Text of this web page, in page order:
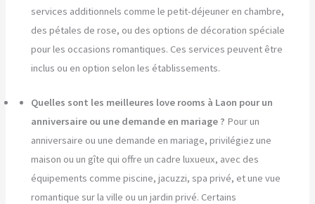
services additionnels comme le petit-déjeuner en chambre,
des pétales de rose, ou des options de décoration spéciale
pour les occasions romantiques. Ces services peuvent être
inclus ou en option selon les établissements.
Quelles sont les meilleures love rooms à Laon pour un
anniversaire ou une demande en mariage ? Pour un
anniversaire ou une demande en mariage, privilégiez une
maison ou un gîte qui offre un cadre luxueux, avec des
équipements comme piscine, jacuzzi, spa privé, et une vue
romantique sur la ville ou un jardin privé. Certains